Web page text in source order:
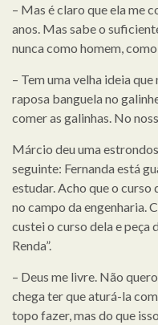
– Mas é claro que ela me
anos. Mas sabe o
nunca como homem,
– Tem uma velha ideia
raposa banguela no
comer as galinhas. No
Márcio deu uma
seguinte: Fernanda está
estudar. Acho que o curso
no campo da engenharia.
custei o curso dela e peça
Renda”.
– Deus me livre. Não
chega ter que aturá-la
topo fazer, mas do que